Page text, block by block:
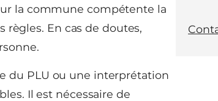
la commune compétente la
En cas de doutes,
du PLU ou une interprétation
Il est nécessaire de